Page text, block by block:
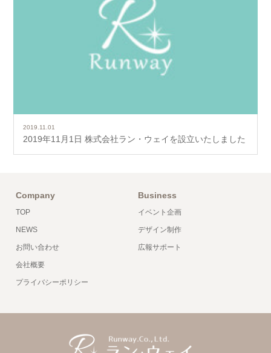
2019.11.01
2019年11月1日 株式会社ラン・ウェイを設立いたしました
Company
TOP
NEWS
お問い合わせ
会社概要
プライバシーポリシー
Business
イベント企画
デザイン制作
広報サポート